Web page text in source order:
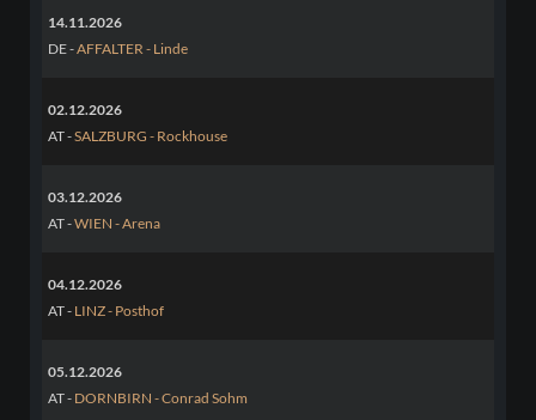
14.11.2026
DE -AFFALTER - Linde
02.12.2026
AT -SALZBURG - Rockhouse
03.12.2026
AT -WIEN - Arena
04.12.2026
AT - LINZ - Posthof
05.12.2026
AT - DORNBIRN - Conrad Sohm